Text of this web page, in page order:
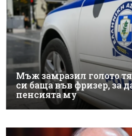
Мъж замразил голото
си баща във фризер, за
пенсията му